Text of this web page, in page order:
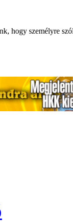
hogy személyre